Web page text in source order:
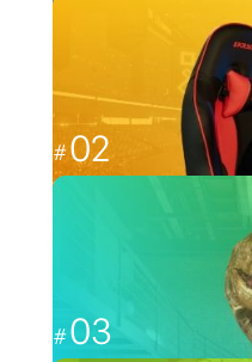
これからのゲーム業界を担う人材へ
02
福岡から世界最強を目指す
03